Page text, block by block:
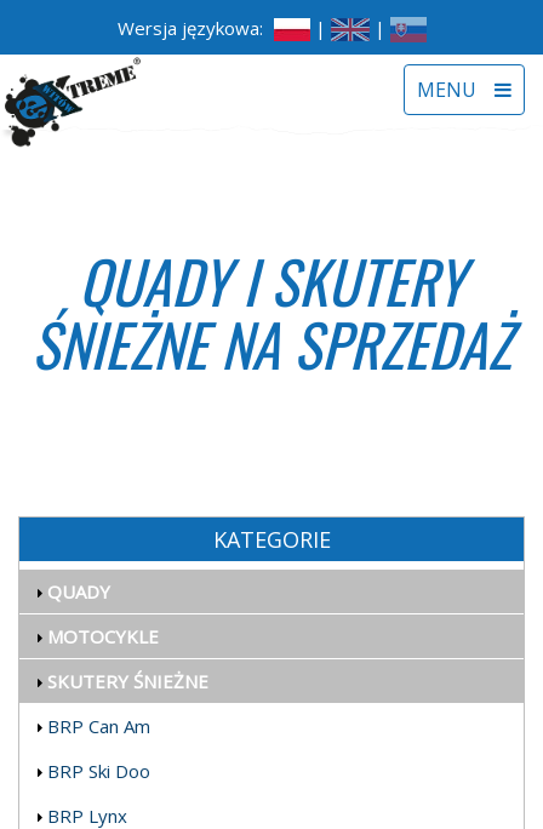
Wersja językowa: | |
MENU Toggle
QUADY I SKUTERY
ŚNIEŻNE NA SPRZEDAŻ
KATEGORIE
QUADY
MOTOCYKLE
SKUTERY ŚNIEŻNE
BRP Can Am
BRP Ski Doo
BRP Lynx